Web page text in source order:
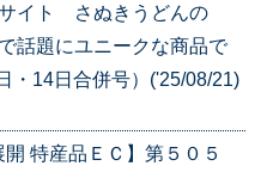
イト さぬきうどんの
話題にユニークな商品で
・14日合併号）('25/08/21)
特産品ＥＣ】第５０５